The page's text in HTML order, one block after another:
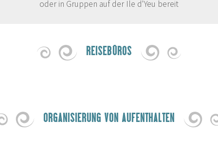
oder in Gruppen auf der Ile d'Yeu bereit
REISEBÜROS
ORGANISIERUNG VON AUFENTHALTEN